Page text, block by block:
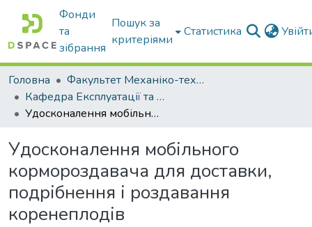
Фонди
та
зібрання
Пошук за
критеріями
Статистика
Головна
Факультет Механіко-технологічний
Кафедра Експлуатації та технічного сервісу машин
Удосконалення мобільного кормороздавача для доставки, подрібнення і роздавання коренеплодів
Удосконалення мобільного
кормороздавача для доставки,
подрібнення і роздавання
коренеплодів